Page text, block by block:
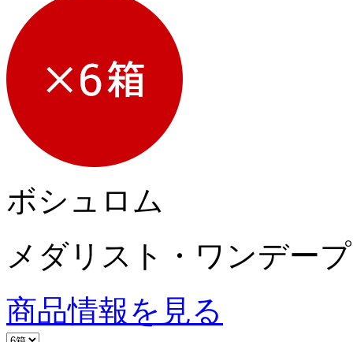
ボシュロム
メダリスト・ワンデー
商品情報を見る